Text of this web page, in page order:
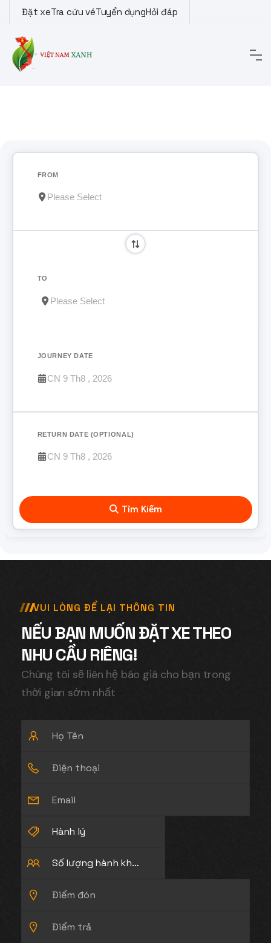
Đặt xeTra cứu véTuyển dụngHỏi đáp
FROM
TO
JOURNEY DATE
RETURN DATE (OPTIONAL)
Tìm Kiếm
VUI LÒNG ĐỂ LẠI THÔNG TIN
NẾU BẠN MUỐN ĐẶT XE THEO
NHU CẦU RIÊNG!
Chúng tôi sẽ liên hệ báo giá cho bạn trong
thời gian sớm nhất
Hành lý
Số lượng hành khách